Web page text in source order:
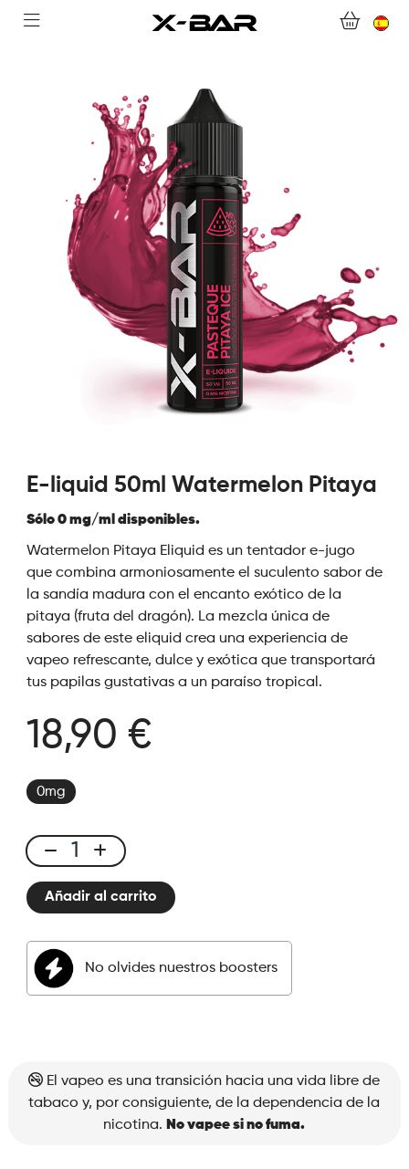
BIENVENIDO A X-BAR.CO
ABONNEMENTS
COLLECTIONS
CONTACTA CON NOSOTROS
PREGUNTAS MÁS FRECUENTES
CONVIÉRTASE EN UN MAYORISTA DE X-BAR
E-liquid 50ml Watermelon Pitaya
Sólo 0 mg/ml disponibles.
Watermelon Pitaya Eliquid es un tentador e-jugo
que combina armoniosamente el suculento sabor de
la sandía madura con el encanto exótico de la
pitaya (fruta del dragón). La mezcla única de
sabores de este eliquid crea una experiencia de
vapeo refrescante, dulce y exótica que transportará
tus papilas gustativas a un paraíso tropical.
18,90 €
0mg
E-
liquid
50ml
Pitaya
cantidad
Añadir al carrito
No olvides nuestros boosters
El vapeo es una transición hacia una vida libre de
tabaco y, por consiguiente, de la dependencia de la
nicotina. No vapee si no fuma.